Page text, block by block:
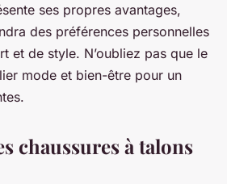
ses propres avantages,
des préférences personnelles
et de style. N’oubliez pas que le
mode et bien-être pour un
chaussures à talons